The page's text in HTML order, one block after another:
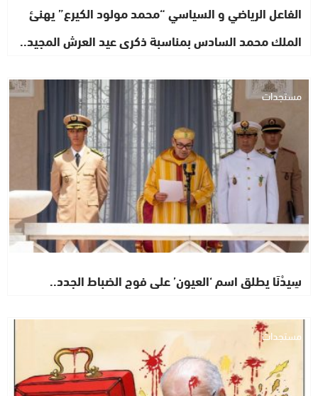
الفاعل الرياضي و السياسي “محمد مولود الكيرع” يهنئ
الملك محمد السادس بمناسبة ذكرى عيد العرش المجيد..
مستجدات
سِيدْنَا يطلق اسم ‘العيون’ على فوج الضباط الجدد..
مستجدات